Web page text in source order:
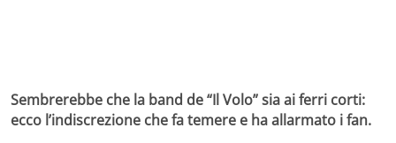
Sembrerebbe che la band de “Il Volo” sia ai ferri corti:
ecco l’indiscrezione che fa temere e ha allarmato i fan.